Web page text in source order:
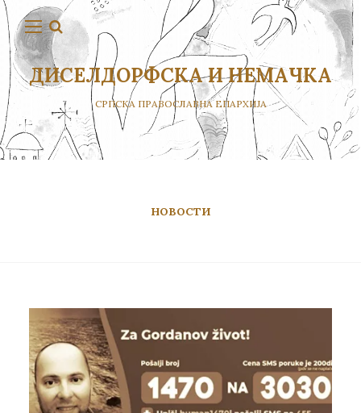
ДИСЕЛДОРФСКА И НЕМАЧКА
СРПСКА ПРАВОСЛАВНА ЕПАРХИЈА
НОВОСТИ